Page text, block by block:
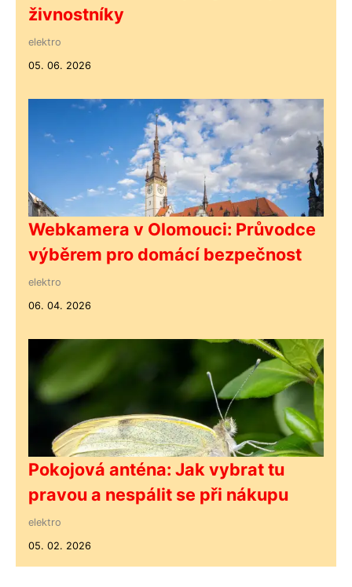
živnostníky
elektro
05. 06. 2026
Webkamera v Olomouci: Průvodce
výběrem pro domácí bezpečnost
elektro
06. 04. 2026
Pokojová anténa: Jak vybrat tu
pravou a nespálit se při nákupu
elektro
05. 02. 2026